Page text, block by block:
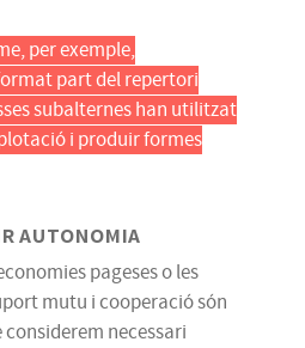
per exemple,
part del repertori
subalternes han utilitzat
i produir formes
autonomia
pageses o les
mutu i cooperació són
necessari